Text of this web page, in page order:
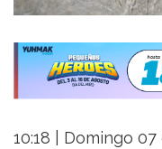
10:18 | Domingo